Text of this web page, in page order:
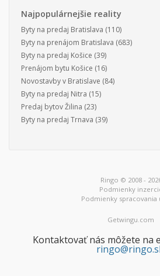
Najpopulárnejšie reality
Byty na predaj Bratislava (110)
Byty na prenájom Bratislava (683)
Byty na predaj Košice (39)
Prenájom bytu Košice (16)
Novostavby v Bratislave (84)
Byty na predaj Nitra (15)
Predaj bytov Žilina (23)
Byty na predaj Trnava (39)
Ringo © 2008 -
Podmienky
Podmienky spracovania
Getwingu.com
Kontaktovať nás môžete na